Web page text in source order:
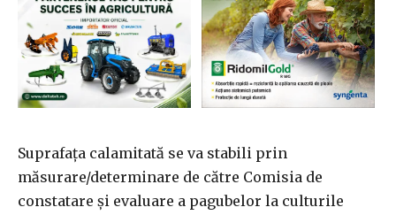
Suprafața calamitată se va stabili prin
măsurare/determinare de către Comisia de
constatare şi evaluare a pagubelor la culturile